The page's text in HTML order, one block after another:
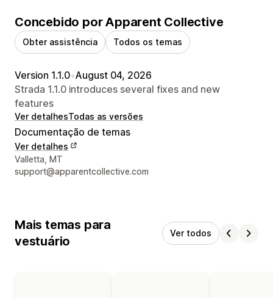
Concebido por Apparent Collective
Obter assistência Todos os temas
Version 1.1.0•August 04, 2026
Strada 1.1.0 introduces several fixes and new
features
Ver detalhesTodas as versões
Documentação de temas
Ver detalhes
Detalhes de contacto do designer
Valletta, MT
support@apparentcollective.com
Mais temas para
vestuário
Ver todos